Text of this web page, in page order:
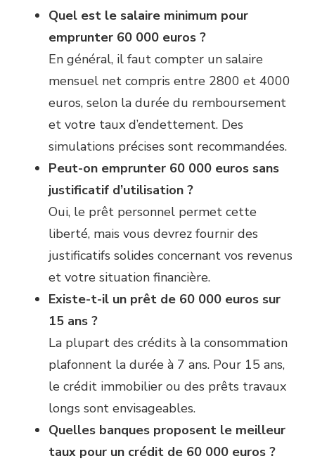
Quel est le salaire minimum pour
emprunter 60 000 euros ?
En général, il faut compter un salaire
mensuel net compris entre 2800 et 4000
euros, selon la durée du remboursement
et votre taux d’endettement. Des
simulations précises sont recommandées.
Peut-on emprunter 60 000 euros sans
justificatif d’utilisation ?
Oui, le prêt personnel permet cette
liberté, mais vous devrez fournir des
justificatifs solides concernant vos revenus
et votre situation financière.
Existe-t-il un prêt de 60 000 euros sur
15 ans ?
La plupart des crédits à la consommation
plafonnent la durée à 7 ans. Pour 15 ans,
le crédit immobilier ou des prêts travaux
longs sont envisageables.
Quelles banques proposent le meilleur
taux pour un crédit de 60 000 euros ?